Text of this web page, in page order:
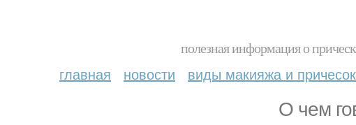
полезная информация о
главная новости виды макияжа и причесок
О чем